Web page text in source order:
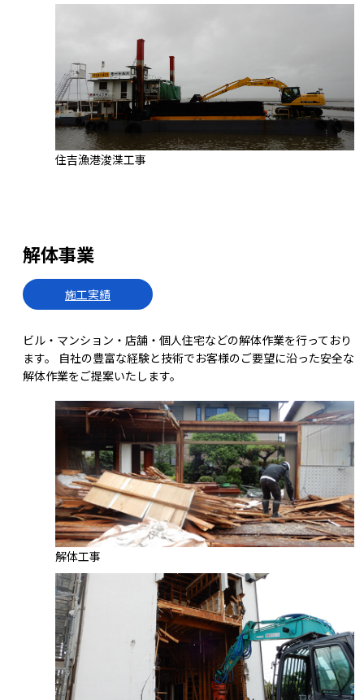
住吉漁港浚渫工事
解体事業
施工実績
ビル・マンション・店舗・個人住宅などの解体作業を行っており
ます。 自社の豊富な経験と技術でお客様のご要望に沿った安全な
解体作業をご提案いたします。
解体工事